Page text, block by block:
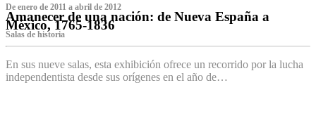
De enero de 2011 a abril de 2012
Amanecer de una nación: de Nueva España a
México, 1765-1836
Salas de historia
En sus nueve salas, esta exhibición ofrece un recorrido por la lucha
independentista desde sus orígenes en el año de…